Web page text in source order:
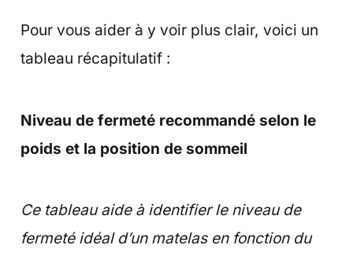
Pour vous aider à y voir plus clair, voici un
tableau récapitulatif :
Niveau de fermeté recommandé selon le
poids et la position de sommeil
Ce tableau aide à identifier le niveau de
fermeté idéal d’un matelas en fonction du